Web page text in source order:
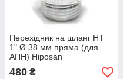
Перехідник на шланг НТ
1" Ø 38 мм пряма (для
АПН) Hiposan
480 ₴